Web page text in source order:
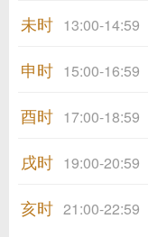
未时 13:00-14:59
申时 15:00-16:59
酉时 17:00-18:59
戌时 19:00-20:59
亥时 21:00-22:59